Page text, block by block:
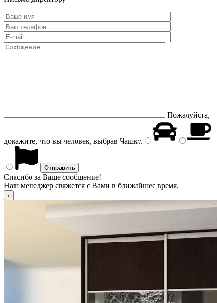
Пожалуйста,
докажите, что вы человек, выбрав Чашку.
Спасибо за Ваше сообщение!
Наш менеджер свяжется с Вами в ближайшее время.